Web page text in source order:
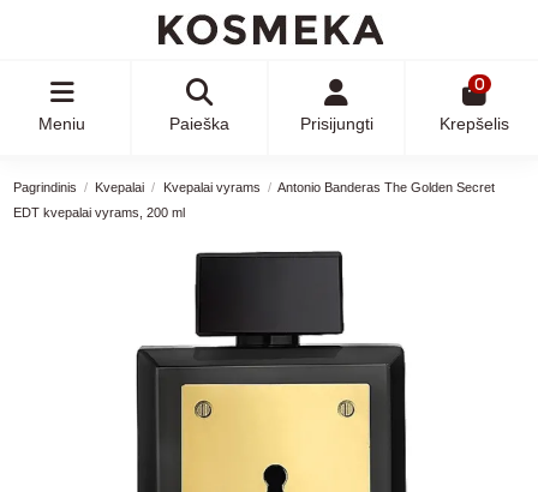
Meniu Paieška Prisijungti
0
Krepšelis
Pagrindinis Kvepalai Kvepalai vyrams
Antonio Banderas The Golden Secret
EDT kvepalai vyrams, 200 ml